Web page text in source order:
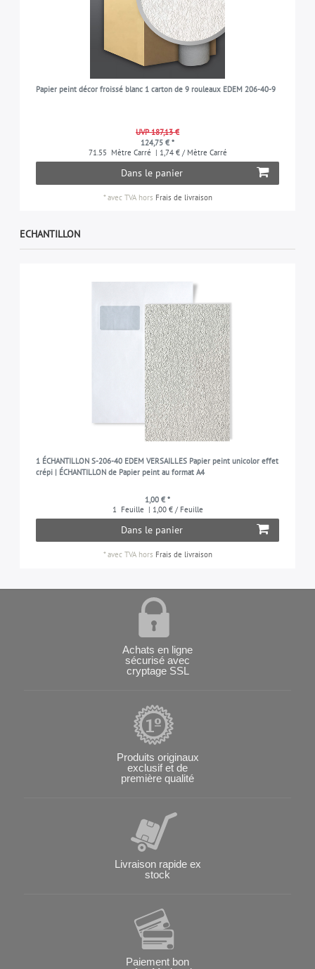
Papier peint décor froissé blanc 1 carton de 9 rouleaux EDEM 206-40-9
UVP 187,13 €
124,75 € *
71.55 Mètre Carré | 1,74 € / Mètre Carré
Dans le panier
*avec TVAhors Frais de livraison
ECHANTILLON
1 ÉCHANTILLON S-206-40 EDEM VERSAILLES Papier peint unicolor effet
crépi | ÉCHANTILLON de Papier peint au format A4
1,00 € *
1 Feuille | 1,00 € / Feuille
Dans le panier
*avec TVAhors Frais de livraison
Achats en ligne
sécurisé avec
cryptage SSL
Produits originaux
exclusif et de
première qualité
Livraison rapide ex
stock
Paiement bon